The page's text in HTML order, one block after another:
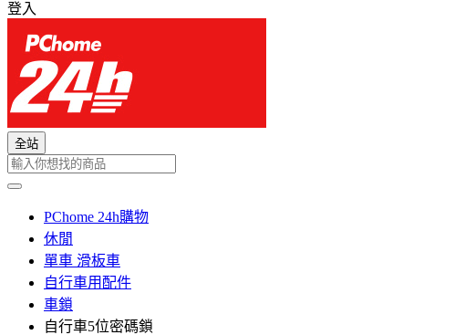
登入
全站
PChome 24h購物
休閒
單車 滑板車
自行車用配件
車鎖
自行車5位密碼鎖